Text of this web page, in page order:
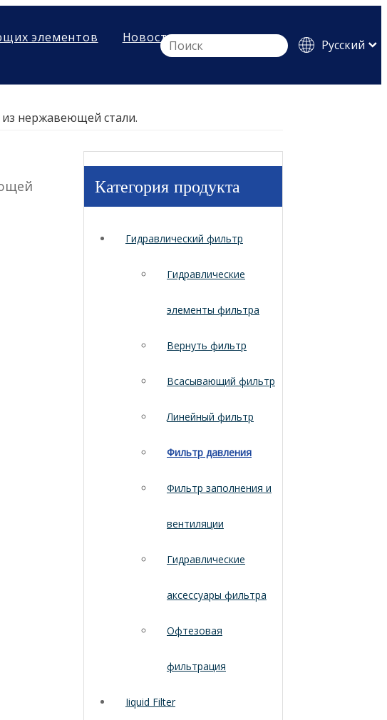
элементов
Новости
Pусский
нержавеющей стали.
Категория продукта
Гидравлический фильтр
Гидравлические
элементы фильтра
Вернуть фильтр
Всасывающий фильтр
Линейный фильтр
Фильтр давления
Фильтр заполнения и
вентиляции
Гидравлические
аксессуары фильтра
Офтезовая
фильтрация
Iiquid Filter